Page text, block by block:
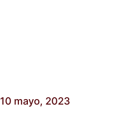
10 mayo, 2023